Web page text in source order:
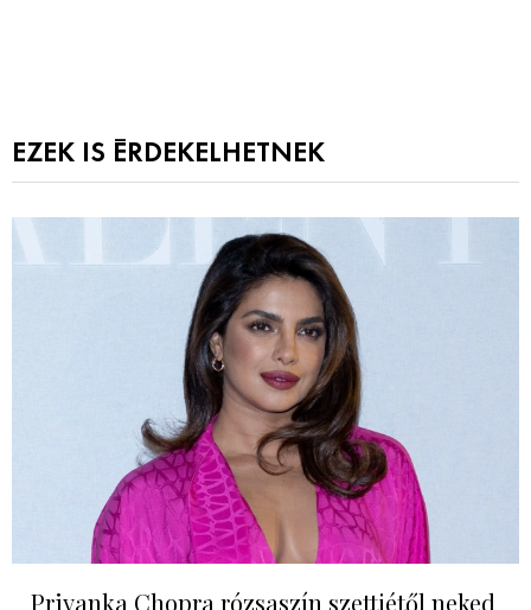
EZEK IS ÉRDEKELHETNEK
Priyanka Chopra rózsaszín szettjétől neked